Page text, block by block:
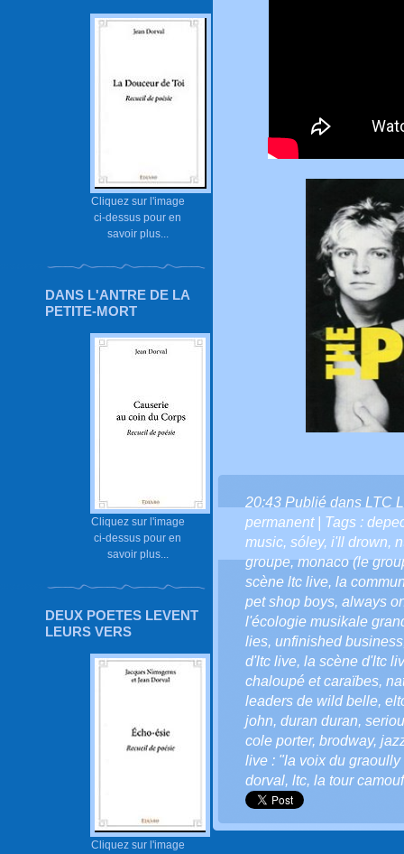
Cliquez sur l'image
ci-dessus pour en
savoir plus...
DANS L'ANTRE DE LA
PETITE-MORT
Cliquez sur l'image
ci-dessus pour en
savoir plus...
DEUX POETES LEVENT
LEURS VERS
Cliquez sur l'image
20:43 Publié dans LTC
permanent| Tags :
music, sóley, i'll drown,
groupe,monaco (le
scène ltc live, la
pet shop boys, always
l'écologie musikale
lies, unfinished business
d'ltc live, la scène d'ltc
chaloupé et caraïbes,
leaders de wild belle,
john, duran duran,
cole porter, brodway,
live : "la voix du graoully
dorval, ltc, la tour